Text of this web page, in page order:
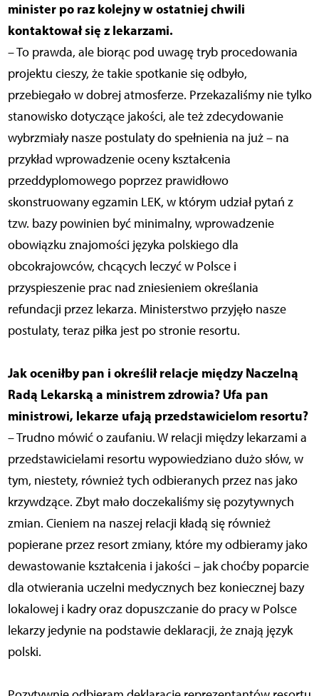
minister po raz kolejny w ostatniej chwili
kontaktował się z lekarzami.
– To prawda, ale biorąc pod uwagę tryb procedowania
projektu cieszy, że takie spotkanie się odbyło,
przebiegało w dobrej atmosferze. Przekazaliśmy nie tylko
stanowisko dotyczące jakości, ale też zdecydowanie
wybrzmiały nasze postulaty do spełnienia na już – na
przykład wprowadzenie oceny kształcenia
przeddyplomowego poprzez prawidłowo
skonstruowany egzamin LEK, w którym udział pytań z
tzw. bazy powinien być minimalny, wprowadzenie
obowiązku znajomości języka polskiego dla
obcokrajowców, chcących leczyć w Polsce i
przyspieszenie prac nad zniesieniem określania
refundacji przez lekarza. Ministerstwo przyjęło nasze
postulaty, teraz piłka jest po stronie resortu.
Jak oceniłby pan i określił relacje między Naczelną
Radą Lekarską a ministrem zdrowia? Ufa pan
ministrowi, lekarze ufają przedstawicielom resortu?
– Trudno mówić o zaufaniu. W relacji między lekarzami a
przedstawicielami resortu wypowiedziano dużo słów, w
tym, niestety, również tych odbieranych przez nas jako
krzywdzące. Zbyt mało doczekaliśmy się pozytywnych
zmian. Cieniem na naszej relacji kładą się również
popierane przez resort zmiany, które my odbieramy jako
dewastowanie kształcenia i jakości – jak choćby poparcie
dla otwierania uczelni medycznych bez koniecznej bazy
lokalowej i kadry oraz dopuszczanie do pracy w Polsce
lekarzy jedynie na podstawie deklaracji, że znają język
polski.